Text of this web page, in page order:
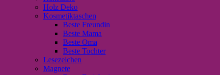
Holz Deko
Kosmetiktaschen
Beste Freundin
Beste Mama
Beste Oma
Beste Tochter
Lesezeichen
Magnete